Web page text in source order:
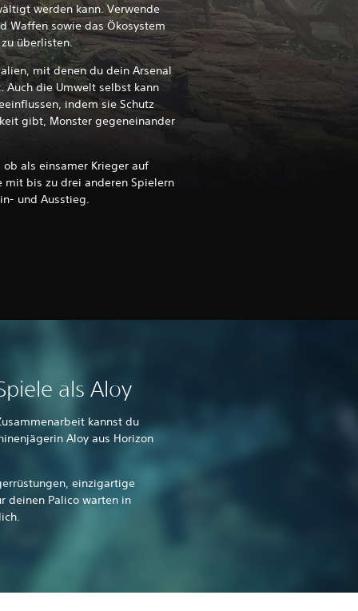
werden kann. Verwende
Waffen sowie das Ökosystem
überlisten.
mit denen du dein Arsenal
Auch die Umwelt selbst kann
indem sie Schutz
gibt, Monster gegeneinander
als einsamer Krieger auf
mit bis zu drei anderen Spielern
und Ausstieg.
als Aloy
kannst du
Aloy aus Horizon
einzigartige
deinen Palico warten in